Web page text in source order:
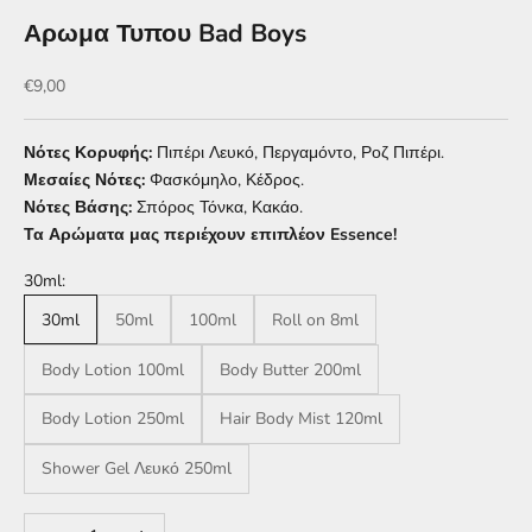
Αρωμα Τυπου Bad Boys
Τιμή πώλησης
€9,00
Νότες Κορυφής: Πιπέρι Λευκό, Περγαμόντο, Ροζ Πιπέρι.
Μεσαίες Νότες: Φασκόμηλο, Κέδρος.
Νότες Βάσης: Σπόρος Τόνκα, Κακάο.
Τα Αρώματα μας περιέχουν επιπλέον Essence!
30ml:
30ml
50ml 100ml Roll on 8ml
Body Lotion 100ml Body Butter 200ml
Body Lotion 250ml Hair Body Mist 120ml
Shower Gel Λευκό 250ml
Μείωση ποσότηταςΑύξηση ποσότητας